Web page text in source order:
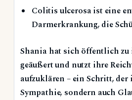
Colitis ulcerosa ist eine
Darmerkrankung, die
Shania hat sich öffentlich
geäußert und nutzt ihre
aufzuklären – ein Schritt,
Sympathie, sondern auch